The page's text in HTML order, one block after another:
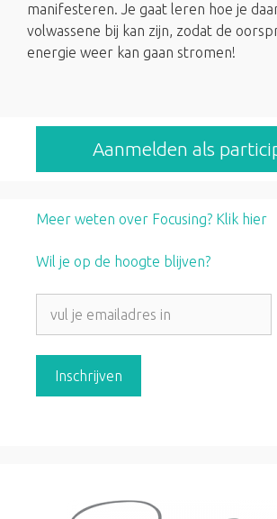
manifesteren. Je gaat leren hoe je
volwassene bij kan zijn, zodat de
energie weer kan gaan stromen!
Aanmelden als
Meer weten over Focusing? Klik hier
Wil je op de hoogte blijven?